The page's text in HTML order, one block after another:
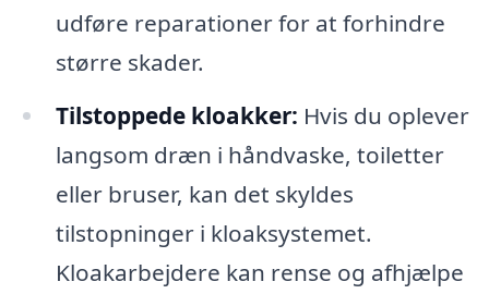
udføre reparationer for at forhindre
større skader.
Tilstoppede kloakker: Hvis du oplever
langsom dræn i håndvaske, toiletter
eller bruser, kan det skyldes
tilstopninger i kloaksystemet.
Kloakarbejdere kan rense og afhjælpe